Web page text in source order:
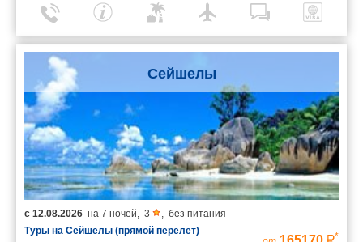
Сейшелы
с 12.08.2026 на 7 ночей 3
без питания
Туры на Сейшелы (прямой перелёт)
*